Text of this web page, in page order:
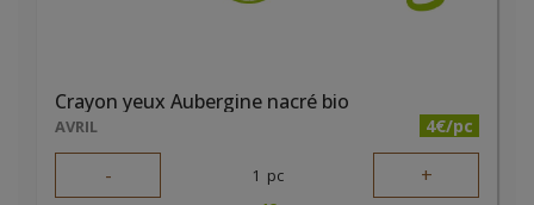
Crayon yeux Aubergine nacré bio
AVRIL 4€/pc
- 1 pc +